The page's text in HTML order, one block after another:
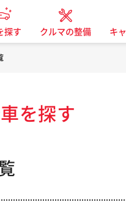
探す クルマの整備 キ
を探す